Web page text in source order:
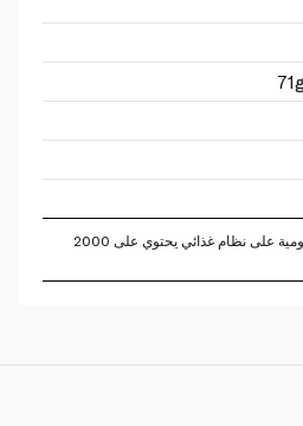
تستند النسبة المئوية للقيم اليومية على نظام غذائي يحتوي على 2000